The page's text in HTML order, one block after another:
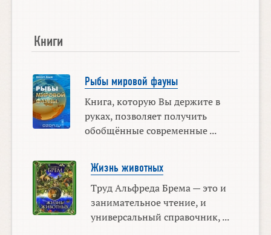
Книги
Рыбы мировой фауны
Книга, которую Вы держите в
руках, позволяет получить
обобщённые современные ...
Жизнь животных
Труд Альфреда Брема — это и
занимательное чтение, и
универсальный справочник, ...